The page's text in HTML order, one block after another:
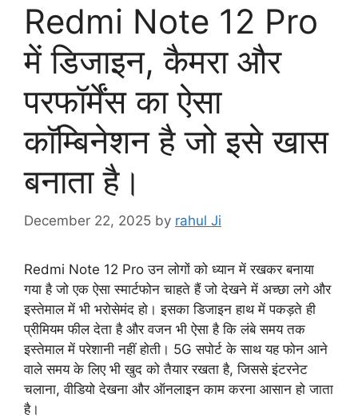
Redmi Note 12 Pro
में डिजाइन, कैमरा और
परफॉर्मेंस का ऐसा
काॅम्बिनेशन है जो इसे खास
बनाता है।
December 22, 2025 by rahul Ji
Redmi Note 12 Pro उन लोगों को ध्यान में रखकर बनाया
गया है जो एक ऐसा स्मार्टफोन चाहते हैं जो देखने में अच्छा लगे और
इस्तेमाल में भी भरोसेमंद हो। इसका डिजाइन हाथ में पकड़ते ही
प्रीमियम फील देता है और वजन भी ऐसा है कि लंबे समय तक
इस्तेमाल में परेशानी नहीं होती। 5G सपोर्ट के साथ यह फोन आने
वाले समय के लिए भी खुद को तैयार रखता है, जिससे इंटरनेट
चलाना, वीडियो देखना और ऑनलाइन काम करना आसान हो जाता
है।